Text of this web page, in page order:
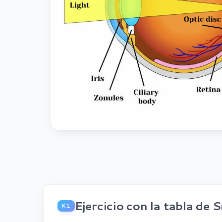
K1 Ejercicio con la tabla de